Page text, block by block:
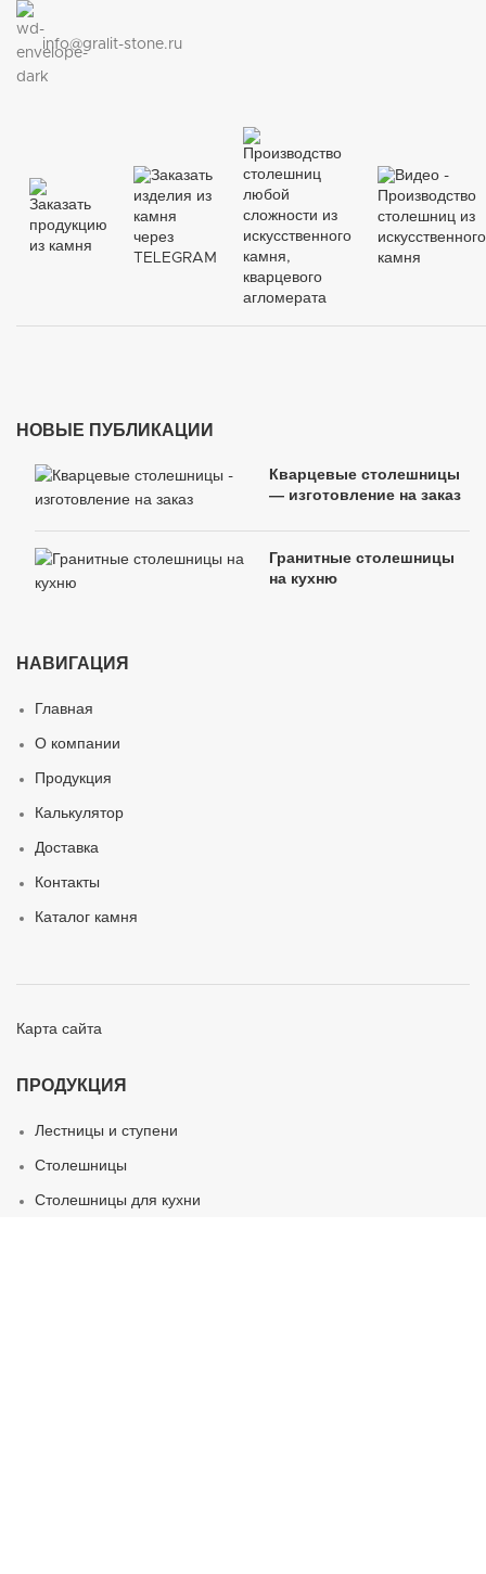
info@gralit-stone.ru
НОВЫЕ ПУБЛИКАЦИИ
Кварцевые столешницы
— изготовление на заказ
Гранитные столешницы
на кухню
НАВИГАЦИЯ
Главная
О компании
Продукция
Калькулятор
Доставка
Контакты
Каталог камня
Карта сайта
ПРОДУКЦИЯ
Лестницы и ступени
Столешницы
Столешницы для кухни